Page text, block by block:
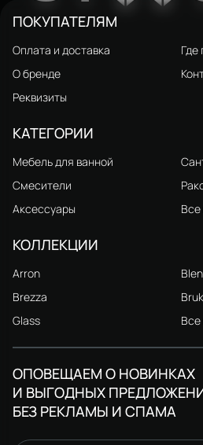
ПОКУПАТЕЛЯМ
Оплата и доставка
Где
О бренде
Реквизиты
КАТЕГОРИИ
Мебель для ванной
Смесители
Аксессуары
Все
КОЛЛЕКЦИИ
Arron
Brezza
Glass
Все
ОПОВЕЩАЕМ О НОВИНКАХ
И ВЫГОДНЫХ
БЕЗ РЕКЛАМЫ И СПАМА